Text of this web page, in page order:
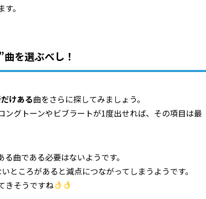
。
を選ぶべし！
けある曲をさらに探してみましょう。
グトーンやビブラートが1度出せれば、その項目は最
曲である必要はないようです。
ところがあると減点につながってしまうようです。
きそうですね